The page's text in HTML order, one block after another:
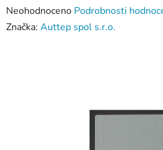
Průměrné
hodnocení
Neohodnoceno Podrobnosti
Značka: Auttep spol s.r.o.